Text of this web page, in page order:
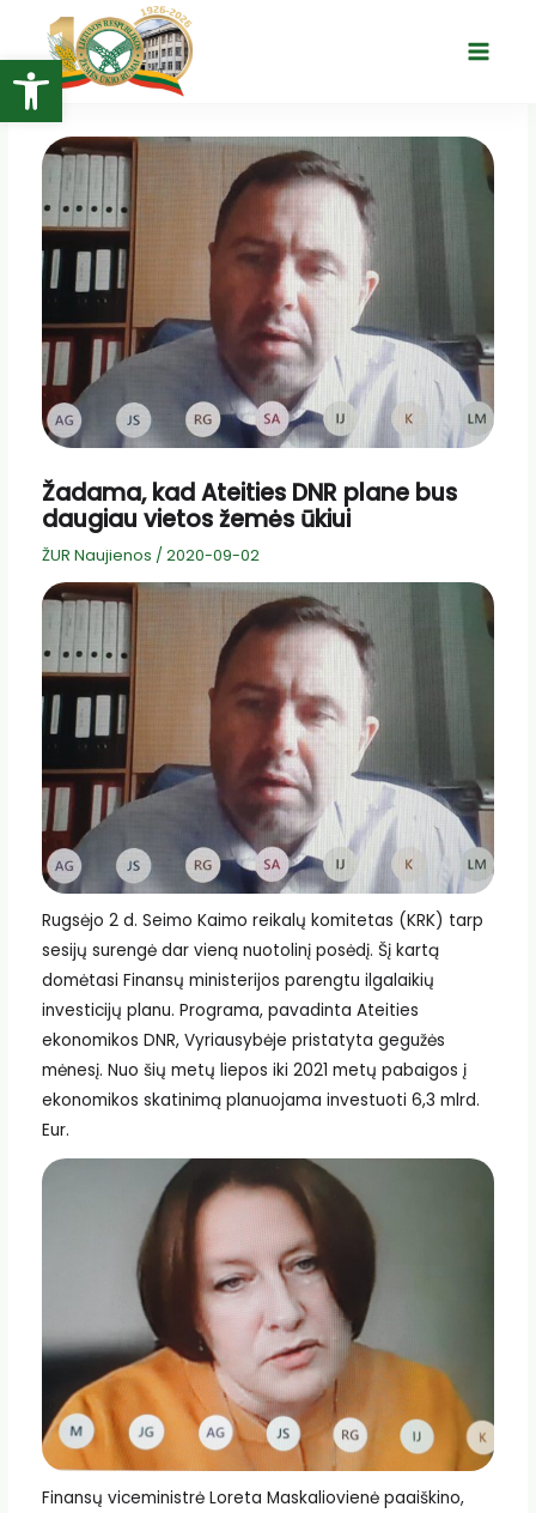
Open toolbar
turinio
Main
Žadama, kad Ateities DNR plane bus
daugiau vietos žemės ūkiui
ŽUR Naujienos / 2020-09-02
Rugsėjo 2 d. Seimo Kaimo reikalų komitetas (KRK) tarp
sesijų surengė dar vieną nuotolinį posėdį. Šį kartą
domėtasi Finansų ministerijos parengtu ilgalaikių
investicijų planu. Programa, pavadinta Ateities
ekonomikos DNR, Vyriausybėje pristatyta gegužės
mėnesį. Nuo šių metų liepos iki 2021 metų pabaigos į
ekonomikos skatinimą planuojama investuoti 6,3 mlrd.
Eur.
Finansų viceministrė Loreta Maskaliovienė paaiškino,